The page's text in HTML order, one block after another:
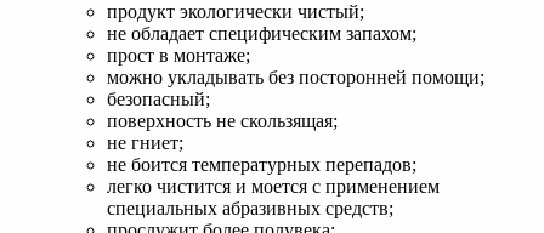
продукт экологически чистый;
не обладает специфическим запахом;
прост в монтаже;
можно укладывать без посторонней помощи;
безопасный;
поверхность не скользящая;
не гниет;
не боится температурных перепадов;
легко чистится и моется с применением
специальных абразивных средств;